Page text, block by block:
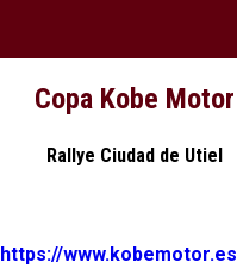
Copa Kobe Motor
Rallye Ciudad de Utiel
https://www.kobemotor.es